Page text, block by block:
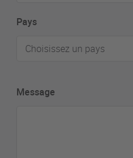
Pays
Choisissez un pays
Message